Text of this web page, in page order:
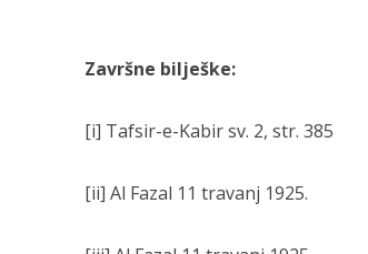
Završne bilješke:
[i] Tafsir-e-Kabir sv. 2, str. 385
[ii] Al Fazal 11 travanj 1925.